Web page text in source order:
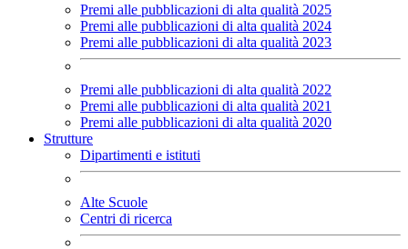
Premi alle pubblicazioni di alta qualità 2025
Premi alle pubblicazioni di alta qualità 2024
Premi alle pubblicazioni di alta qualità 2023
Premi alle pubblicazioni di alta qualità 2022
Premi alle pubblicazioni di alta qualità 2021
Premi alle pubblicazioni di alta qualità 2020
Strutture
Dipartimenti e istituti
Alte Scuole
Centri di ricerca